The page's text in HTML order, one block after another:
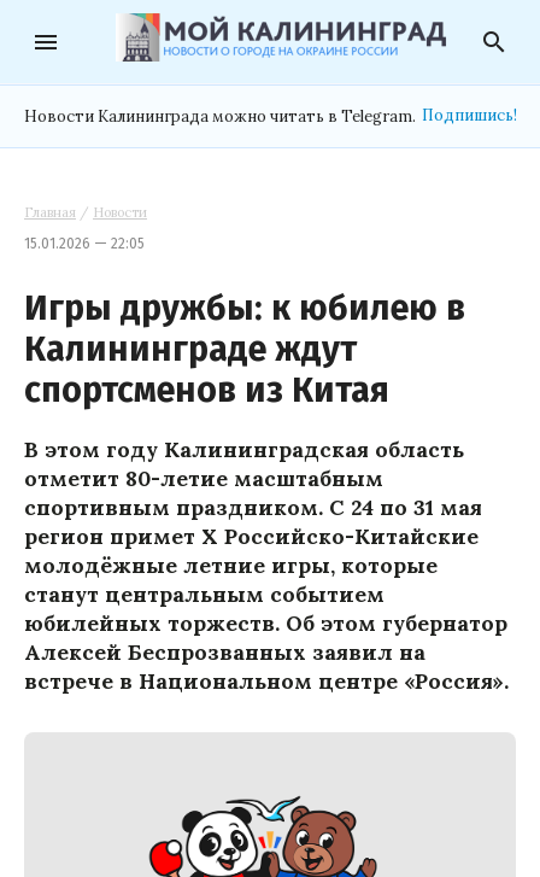
menu search
Новости Калининграда можно читать в Telegram. Подпишись!
Главная / Новости
15.01.2026 — 22:05
Игры дружбы: к юбилею в
Калининграде ждут
спортсменов из Китая
В этом году Калининградская область
отметит 80-летие масштабным
спортивным праздником. С 24 по 31 мая
регион примет X Российско-Китайские
молодёжные летние игры, которые
станут центральным событием
юбилейных торжеств. Об этом губернатор
Алексей Беспрозванных заявил на
встрече в Национальном центре «Россия».